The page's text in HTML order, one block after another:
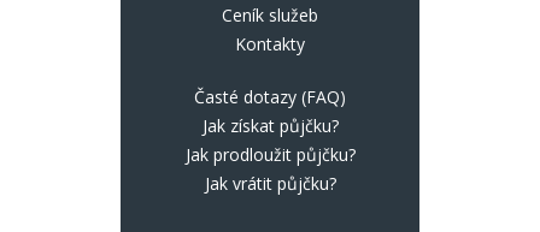
Ceník služeb
Kontakty
Časté dotazy (FAQ)
Jak získat půjčku?
Jak prodloužit půjčku?
Jak vrátit půjčku?